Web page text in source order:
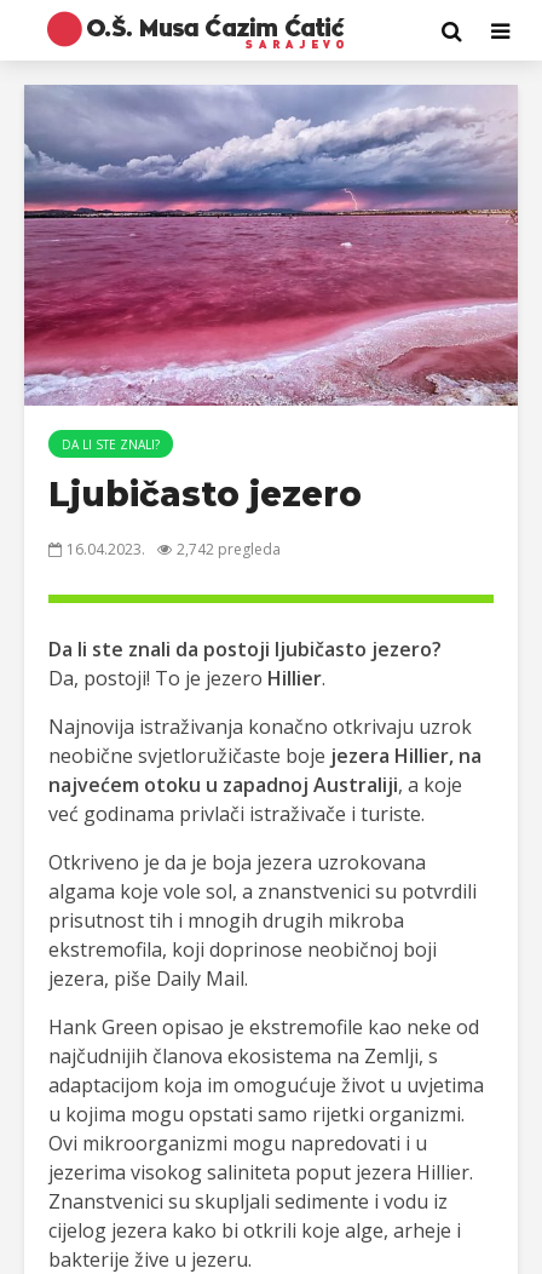
DA LI STE ZNALI?
Ljubičasto jezero
16.04.2023. 2,742 pregleda
Da li ste znali da postoji ljubičasto jezero?
Da, postoji! To je jezero Hillier.
Najnovija istraživanja konačno otkrivaju uzrok
neobične svjetloružičaste boje jezera Hillier, na
najvećem otoku u zapadnoj Australiji, a koje
već godinama privlači istraživače i turiste.
Otkriveno je da je boja jezera uzrokovana
algama koje vole sol, a znanstvenici su potvrdili
prisutnost tih i mnogih drugih mikroba
ekstremofila, koji doprinose neobičnoj boji
jezera, piše Daily Mail.
Hank Green opisao je ekstremofile kao neke od
najčudnijih članova ekosistema na Zemlji, s
adaptacijom koja im omogućuje život u uvjetima
u kojima mogu opstati samo rijetki organizmi.
Ovi mikroorganizmi mogu napredovati i u
jezerima visokog saliniteta poput jezera Hillier.
Znanstvenici su skupljali sedimente i vodu iz
cijelog jezera kako bi otkrili koje alge, arheje i
bakterije žive u jezeru.